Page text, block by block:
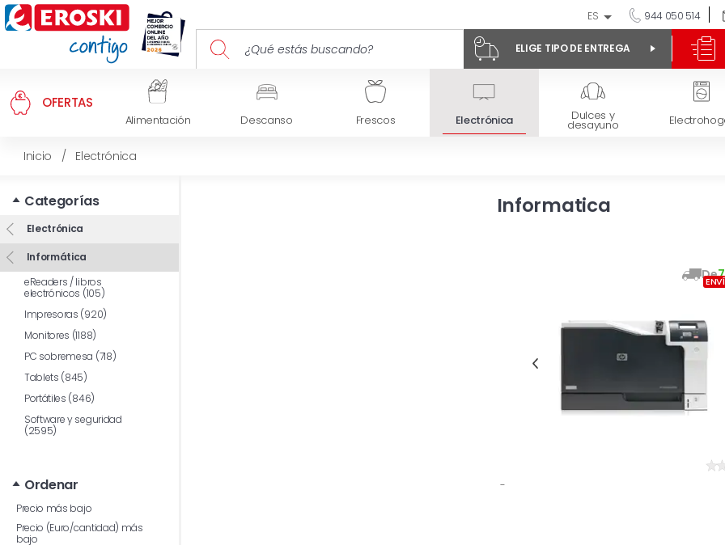
ES 944 050 514
ELIGE TIPO DE ENTREGA
OFERTAS
Alimentación Descanso Frescos Electrónica Dulces y
desayuno
Inicio / Electrónica
Categorías
Electrónica
Informática
eReaders / libros
electrónicos (105)
Impresoras (920)
Monitores (1188)
PC sobremesa (718)
Tablets (845)
Portátiles (846)
Software y seguridad
(2595)
Ordenar
Precio más bajo
Precio (Euro/cantidad) más
bajo
Informatica
De7
-